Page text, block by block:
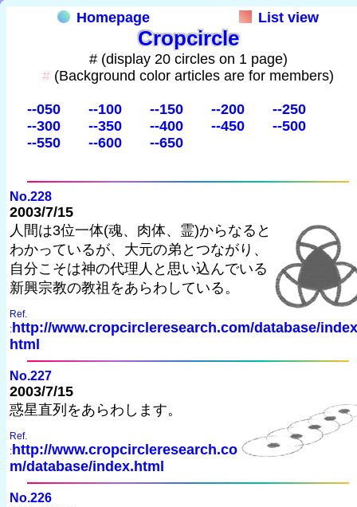
Homepage List view
Cropcircle
# (display 20 circles on 1 page)
# (Background color articles are for members)
--050 --100 --150 --200
--250
--300
--350 --400 --450
--500
--550
--600 --650
No.228
2003/7/15
人間は3位一体(魂、肉体、霊)からなると
わかっているが、大元の弟とつながり、
自分こそは神の代理人と思い込んでいる
新興宗教の教祖をあらわしている。
Ref.
: http://www.cropcircleresearch.com/database/
html
No.227
2003/7/15
惑星直列をあらわします。
Ref.
: http://www.cropcircleresearch.co
m/database/index.html
No.226